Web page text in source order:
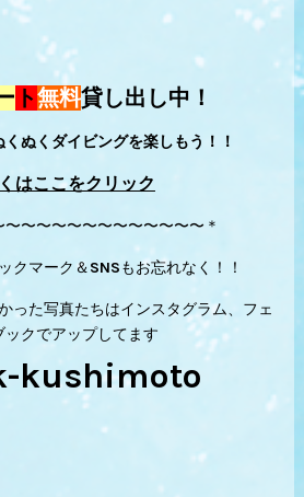
ト無料貸し出し中！
ぬくダイビングを楽しもう！！
はここをクリック
〜〜〜〜〜〜〜〜〜〜〜〜〜＊
クマーク＆SNSもお忘れなく！！
った写真たちはインスタグラム、フェ
ックでアップしてます
kushimoto